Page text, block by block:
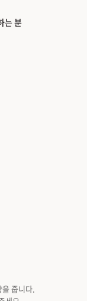
는 분
줍니다.